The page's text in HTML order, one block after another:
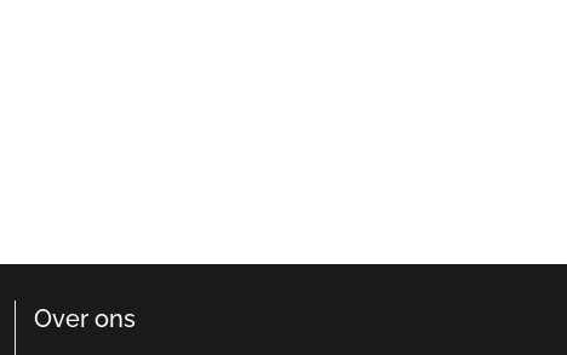
Over ons